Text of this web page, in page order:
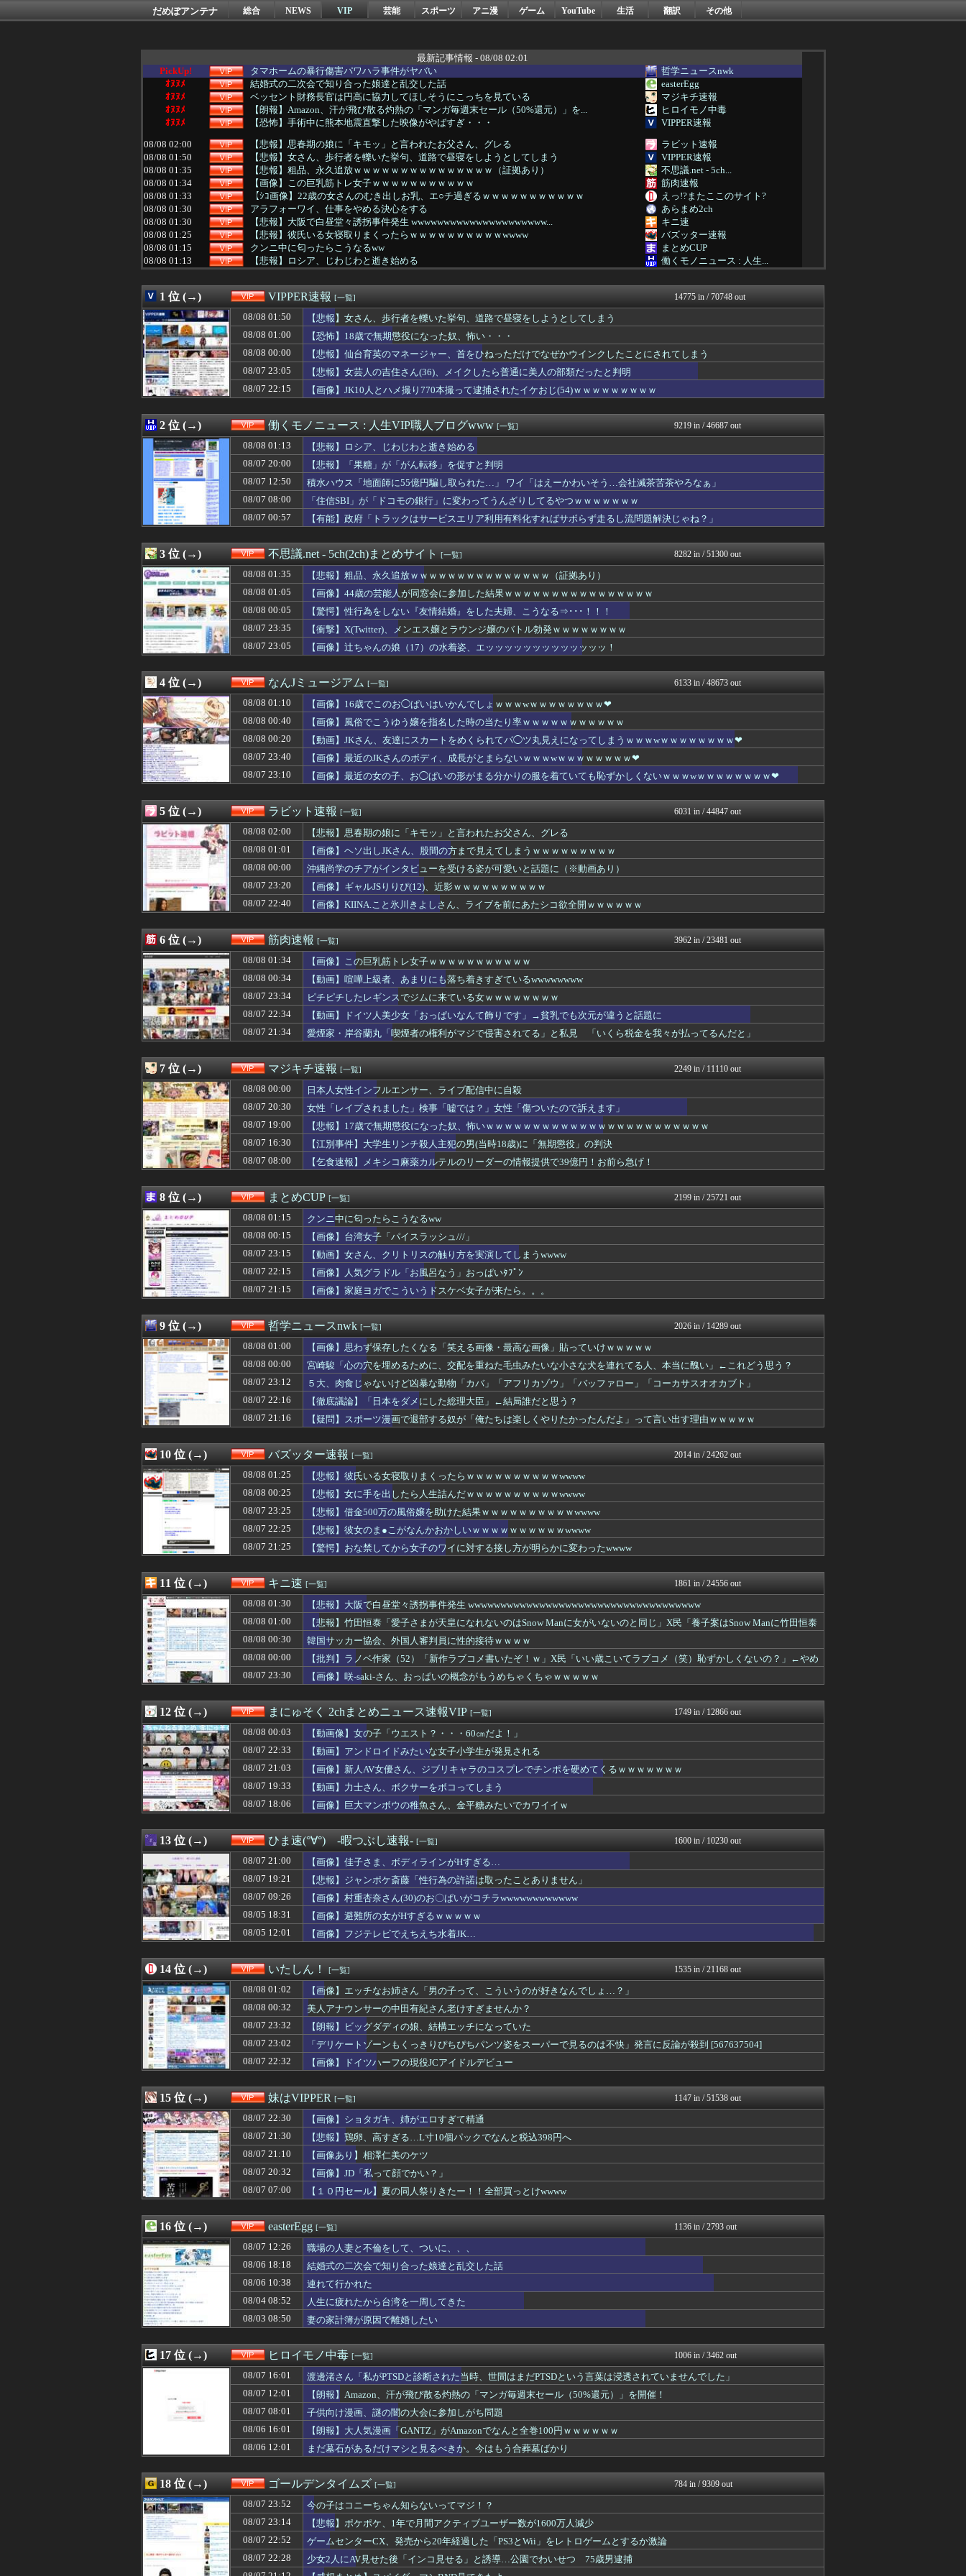
だめぽアンテナ 総合 NEWS VIP 芸能 スポーツ アニ漫 ゲーム YouTube 生活 翻訳 その他
最新記事情報 - 08/08 02:01
PickUp!
タマホームの暴行傷害パワハラ事件がヤバい
哲学ニュースnwk
ｵﾇﾇﾒ
結婚式の二次会で知り合った娘達と乱交した話
easterEgg
ｵﾇﾇﾒ
ベッセント財務長官は円高に協力してほしそうにこっちを見ている
マジキチ速報
ｵﾇﾇﾒ
【朗報】Amazon、汗が飛び散る灼熱の「マンガ毎週末セール（50%還元）」を...
ヒロイモノ中毒
ｵﾇﾇﾒ
【恐怖】手術中に熊本地震直撃した映像がやばすぎ・・・
VIPPER速報
08/08 02:00
【悲報】思春期の娘に「キモッ」と言われたお父さん、グレる
ラビット速報
08/08 01:50
【悲報】女さん、歩行者を轢いた挙句、道路で昼寝をしようとしてしまう
VIPPER速報
08/08 01:35
【悲報】粗品、永久追放ｗｗｗｗｗｗｗｗｗｗｗｗｗｗｗ（証拠あり）
不思議.net - 5ch...
08/08 01:34
【画像】この巨乳筋トレ女子ｗｗｗｗｗｗｗｗｗｗｗ
筋肉速報
08/08 01:33
【ｼｺ画像】22歳の女さんのむき出しお乳、エ○チ過ぎるｗｗｗｗｗｗｗｗｗｗｗ
えっ!?またここのサイト?
08/08 01:30
アラフォーワイ、仕事をやめる決心をする
あらまめ2ch
08/08 01:30
【悲報】大阪で白昼堂々誘拐事件発生 wwwwwwwwwwwwwwwwwwwww...
キニ速
08/08 01:25
【悲報】彼氏いる女寝取りまくったらｗｗｗｗｗｗｗｗｗｗwwww
バズッター速報
08/08 01:15
クンニ中に匂ったらこうなるww
まとめCUP
08/08 01:13
【悲報】ロシア、じわじわと逝き始める
働くモノニュース : 人生...
08/08 01:10
【画像】ジャンポケ斎藤「性行為の許諾は取ったことありません」
スコールちゃんねる｜２ちゃ...
08/08 01:09
免許証更新者のゴールド免許率、６７％ｗｗｗｗ
コノユビニュース｜みんなの...
08/08 01:05
【画像】44歳の芸能人が同窓会に参加した結果ｗｗｗｗｗｗｗｗｗｗｗｗｗｗｗｗ
08/08 01:02
【画像】エッチなお姉さん「男の子って、こういうのが好きなんでしょ…？」
いたしん！
08/08 01:01
【画像】ヘソ出しJKさん、股間の方まで見えてしまうｗｗｗｗｗｗｗｗｗ
08/08 01:00
【悲報】竹田恒泰「愛子さまが天皇になれないのはSnow Manに女がいないのと...
キニ速
08/08 01:00
【恐怖】18歳で無期懲役になった奴、怖い・・・
VIPPER速報
08/08 01:00
「Linuxで十分じゃね…？」世界が気付き始める Linuxの市場シェアが初め...
あらまめ2ch
08/08 01:00
【画像】思わず保存したくなる「笑える画像・最高な画像」貼っていけｗｗｗｗｗ
08/08 00:40
【画像】風俗でこうゆう嬢を指名した時の当たり率ｗｗｗｗｗｗｗｗｗｗｗ
なんJミュージアム
08/08 00:35
【甲子園】青森山田が暑さ対策でユニ一新 ボタン廃止でTシャツ素材ｗｗｗ
スコールちゃんねる｜２ちゃ...
08/08 00:34
【動画】喧嘩上級者、あまりにも落ち着きすぎているwwwwwwww
08/08 00:33
【ｼｺ画像】ドデカお○ぱい女さん「着痩せします。服の中はこんな感じです。。。。...
えっ!?またここのサイト?
08/08 00:32
美人アナウンサーの中田有紀さん老けすぎませんか？
08/08 00:30
韓国サッカー協会、外国人審判員に性的接待ｗｗｗｗ
キニ速
08/08 00:30
過給なしで420ps。しかもL型エンジン…このS31Zいくらかかってるんだ… ...
あらまめ2ch
08/08 00:25
【悲報】女に手を出したら人生詰んだｗｗｗｗｗｗｗｗｗｗwwww
バズッター速報
08/08 00:22
何回見ても面白い映画
なんJやきう関係ない部@お...
08/08 00:18
【衝撃】大学生の頃に出会った小学生と大人になってから再会し結婚した男、めちゃく...
NEWSぽけまとめーる
08/08 00:15
【画像】台湾女子「パイスラッシュ///」
まとめCUP
08/08 00:09
【動画あり】ミスイタリア地方予選、黒人女性が優勝し炎上
08/08 00:09
【画像】B型作業所の時給、ガチで奴隷すぎる
ぶる速-VIP
08/08 00:05
【驚愕】性行為をしない『友情結婚』をした夫婦、こうなる⇒･･･！！！
08/08 00:03
【動画像】女の子「ウエスト？・・・60㎝だよ！」
08/08 00:00
【悲報】仙台育英のマネージャー、首をひねっただけでなぜかウインクしたことにされ...
VIPPER速報
08/08 00:00
日本人女性インフルエンサー、ライブ配信中に自殺
マジキチ速報
08/08 00:00
ジャンポケ斉藤さん、たった一度のフ●ラチオで全てを失ってしまう
08/08 00:00
【超悲報】Z新入社員、意地でも9月の社員旅行の計画をやらないｗｗｗ
あらまめ2ch
08/08 00:00
沖縄尚学のチアがインタビューを受ける姿が可愛いと話題に（※動画あり）
ラビット速報
08/08 00:00
【批判】ラノベ作家（52）「新作ラブコメ書いたぞ！ｗ」X民「いい歳こいてラブコ...
08/07 23:52
今の子はコニーちゃん知らないってマジ！？
ゴールデンタイムズ
08/07 23:50
上司からタコ殴りにされて被害届出したんやけど示談金どれくらいいけそう？？？
08/07 23:45
上司からタコ殴りにされて被害届出したんやけど示談金どれくらいいけそう？？？
V速ニュップ
08/07 23:40
【画像】最近のJKさんのボディ、成長がとまらないｗｗｗwｗｗｗｗｗｗｗｗ❤
08/07 23:35
【衝撃】X(Twitter)、メンエス嬢とラウンジ嬢のバトル勃発ｗｗｗｗｗｗｗ...
不思議.net - 5ch...
08/07 23:35
【画像】移民さんの価値、発表される・・・
スコールちゃんねる｜２ちゃ...
08/07 23:33
【衝撃】ワイ童貞(21)、上品そうな人妻(46)をセ○クス中に滅茶苦茶興奮させ...
えっ!?またここのサイト?
08/07 23:32
【朗報】ビッグダディの娘、結構エッチになっていた
いたしん！
08/07 23:30
【画像】咲-saki-さん、おっぱいの概念がもうめちゃくちゃｗｗｗｗｗ
08/07 23:30
上司からタコ殴りにされて被害届出したんやけど示談金どれくらいいけそう？？？
あらまめ2ch
08/07 23:27
【悲報】SES10年目のワイ、転職するか迷う・・・・・・・・・
なんJクエスト
08/07 23:25
【悲報】借金500万の風俗嬢を助けた結果ｗｗｗｗｗｗｗｗｗｗwwww
08/07 23:23
カツ丼屋さん「あかん、カツ丼が美味しすぎる……せや！」
08/07 23:22
【悲報】ぺこぱ松蔭寺さん「みんな右とか左とか拘りすぎ。思想関係なく応援しようよ...
なんJクエスト
08/07 23:20
【画像】ギャルJSりりぴ(12)、近影ｗｗｗｗｗｗｗｗｗｗ
08/07 23:15
【動画】女さん、クリトリスの触り方を実演してしまうwwww
08/07 23:14
【悲報】ポケポケ、1年で月間アクティブユーザー数が1600万人減少
ゴールデンタイムズ
08/07 23:12
５大、肉食じゃないけど凶暴な動物「カバ」「アフリカゾウ」「バッファロー」「コー...
08/07 23:11
【悲報】「舌を入れてきたから歯と口でブロック」元ジャンポケ斉藤さんの不同意性交...
なんJクエスト
08/07 23:10
【画像】最近の女の子、お◯ぱいの形がまる分かりの服を着ていても恥ずかしくないｗ...
なんJミュージアム
08/07 23:09
【画像】『戦争反対』を叫ぶ平和団体、最悪な場所でデモをしてしまう
08/07 23:09
国交省「女性用便器の数は男性用以上に」 トイレ行列改善へ
08/07 23:09
警察官「先日あなたのクラスの同窓会で殺人事件がありまして…」ワイ「…ちょっと待...
うしみつ-5chまとめ-
08/07 23:06
【画像】トー横少女(15)｢小4から家出、中1からパパ活、パパ活月収60万円。...
なんJクエスト
08/07 23:05
【悲報】女芸人の吉住さん(36)、メイクしたら普通に美人の部類だったと判明
VIPPER速報
08/07 23:03
【悲報】セクシー女優さん「大変なのは時間が止まるやつの撮影」←ばらしてしまうｗ
08/07 23:03
【悲報】重度ガイジが主人公のドラマアニメ、ガチでない・・・・・・・・・
08/07 23:02
「デリケートゾーンもくっきりぴちぴちパンツ姿をスーパーで見るのは不快」発言に反...
いたしん！
08/07 23:00
【画像】ビビアン・スー(51)とかいう台湾の宮沢りえがレベチでえっちすぎるｗｗ...
キニ速
08/07 23:00
【朗報】天才ワイ、デブ禁止のマッチングアプリを思いつく
あらまめ2ch
08/07 22:58
【戦慄】映画「八つ墓村」怪しい村人、呪われた一族…不穏すぎる本予告公開・・・・...
08/07 22:54
【戦慄】18歳の主犯格さん、無期懲役を食らう・・・・・・・・・
なんJクエスト
08/07 22:52
ゲームセンターCX、発売から20年経過した「PS3とWii」をレトロゲームとす...
08/07 22:50
『銀だこの日』令和8年8月8日“ぜったいうまい!!たこ焼を、1舟88円（税込）...
思考ちゃんねる
08/07 22:45
『銀だこの日』令和8年8月8日“ぜったいうまい!!たこ焼を、1舟88円（税込）...
08/07 22:40
【画像】KIINA.こと氷川きよしさん、ライブを前にあたシコ欲全開ｗｗｗｗｗｗ
08/07 22:40
【画像】青山ひかるさんのムチムチボディ、限界突破ｗｗｗｗｗｗｗｗｗｗｗｗ❤
08/07 22:39
北川景子（39）「子供（5）の還暦を見届けてから死にたい」←これ！！
うしみつ-5chまとめ-
08/07 22:35
【画像】「美人すぎる県警本部長」、失職・・・・・
08/07 22:35
【画像】水着の女さん「はい、好きに触っていーーーーーーーよ？笑」⇒♡♡
08/07 22:34
【動画】ドイツ人美少女「おっぱいなんて飾りです」→貧乳でも次元が違うと話題に
筋肉速報
08/07 22:33
【動画】アンドロイドみたいな女子小学生が発見される
まにゅそく 2chまとめニ...
08/07 22:32
【画像】ドイツハーフの現役JCアイドルデビュー
いたしん！
08/07 22:31
【悲報】ワイ(33)、明日嫁(34)と妊活しないといけなくて辛い
おうまがタイムズ
08/07 22:30
【画像】ショタガキ、姉がエロすぎて精通
08/07 22:30
【悲報】隣家の室外機、限界突破
あらまめ2ch
08/07 22:30
【悲報】キャバ嬢さん、とある非常識行為により太客を逃してしまうwwwwwwww...
キニ速
【超悲報】最近のZの女の子、日本が暑すぎて薄着すぎる
ぶる速-VIP
08/07 22:30
スーパーナンペイの事件の犯人って結局誰やねん
08/07 22:28
少女2人にAV見せた後「インコ見せる」と誘導…公園でわいせつ 75歳男逮捕
ゴールデンタイムズ
08/07 22:25
【悲報】彼女のま●こがなんかおかしいｗｗｗｗｗｗｗｗｗｗwwww
バズッター速報
08/07 22:18
【衝撃】アラフォーワイ、仕事をやめる決心をするｗｗｗｗｗ
NEWSぽけまとめーる
08/07 22:16
【徹底議論】「日本をダメにした総理大臣」←結局誰だと思う？
哲学ニュースnwk
08/07 22:15
【画像】JK10人とハメ撮り770本撮って逮捕されたイケおじ(54)ｗｗｗｗｗ...
08/07 22:15
【画像】人気グラドル「お風呂なう」おっぱいﾀﾌﾟﾝ
08/07 22:10
【画像】JKダンス部、なぜか部員の８割が巨乳ｗｗｗwｗｗｗｗｗｗｗｗ
なんJミュージアム
08/07 22:09
30代元教員「盗撮しただけなのに全国ニュースで名前を晒され再就職が難しい。あま...
08/07 22:09
【画像】男、いくらイケメンでも『30年』でクソジジいになってしまう
08/07 22:09
【画像】夏菜とかいうユッサユサッの胸が大きな女優♡♡♡♡♡♡♡♡♡
うしみつ-5chまとめ-
08/07 22:05
【悲報】中国の強者女性「年齢のせいで誰も私と結婚してくれない！！」⇒ (※画像...
不思議.net - 5ch...
08/07 22:02
【画像】最近のMEGUMIさんｗｗｗｗｗｗ
いたしん！
08/07 22:00
【謎】女「43億円注文して………キャンセルっと！」←こいつの目的
ネラーボイス
08/07 22:00
【悲報】17歳で無期懲役になった奴、怖いｗｗｗｗｗｗｗｗｗｗｗｗｗｗｗｗｗｗｗ...
ラビット速報
08/07 22:00
【画像】BEYOOOOONDSさん幕張リリイベの客層ｗｗｗｗｗｗｗｗｗｗｗｗｗ...
あらまめ2ch
08/07 22:00
【画像】JKダンス部、部員の８割が巨乳のムホホ部だったｗｗｗｗ
キニ速
08/07 21:57
埼玉俺「オイ！田舎モン！w」大阪人「...埼玉言うほど栄えてないやん」俺「でも...
08/07 21:57
【人生】「不満はないのに幸せじゃない」って贅沢だと思いますか？
ガールズVIPまとめ
08/07 21:54
あの人のことが好きだと自覚するとき
08/07 21:52
80代男性「足がすべってアクセルを踏んでしまった」駐車場の壁に衝突
ガールズVIPまとめ
08/07 21:50
【超悲報】Z新入社員、意地でも9月の社員旅行の計画をやらないｗｗｗ
思考ちゃんねる
08/07 21:47
【男女差ある？】芸能人の不倫・スキャンダルのイメージって何年で消えますか？
ガールズVIPまとめ
08/07 21:47
ラジオ体操の景品は何をもらいましたか？
08/07 21:45
【超悲報】Z新入社員、意地でも9月の社員旅行の計画をやらないｗｗｗ
08/07 21:44
週休3日(平日1日+土日休み)
ガールズVIPまとめ
08/07 21:44
団塊世代の完全引退で、企業が迫られる“最後の選択” 日銀植田総裁「今後は女性の...
ガールズVIPまとめ
08/07 21:39
【衝撃】風俗嬢が風俗嬢やってる理由で一番多いのは⇒！？
08/07 21:35
【朗報】八田與一容疑者、詰む 情報提供が累計1万3600件超え 目撃情報は「関...
08/07 21:35
【画像あり】弱男「あのっ…！よかったらホテル…」女「ぷっｗｗｗｗｗ」⇒！
不思議.net - 5ch...
08/07 21:33
【驚愕】動物さんたち、一斉に「コンビニの棚」に興味を示し始める・・・
VIPPER速報
08/07 21:33
【ｼｺ画像】ナイトプールの女さん、お乳がエ◯チ過ぎるｗｗｗｗｗｗｗｗｗｗｗｗ
えっ!?またここのサイト?
08/07 21:32
【画像】BOMBの表紙が甲斐キャノン！
08/07 21:31
【画像】中学生にナイフ突きつけてレイプした56歳おじさんのご尊顔wwwwww
08/07 21:30
【朗報】ヒカキンなんと実質200万円以上の支援物資を寄付してしまう・・・
【2ch】ニュー速クオリテ...
08/07 21:30
【悲報】鶏卵、高すぎる…L寸10個パックでなんと税込398円へ
妹はVIPPER
08/07 21:27
【悲報】週間少年ジャンプのグッズ(43億円分)を注文し全てキャンセルした女逮捕...
08/07 21:25
【驚愕】おな禁してから女子のワイに対する接し方が明らかに変わったwwww
08/07 21:22
彼女を好きだけど別れた方がいいか迷ってる
はーとログ
08/07 21:21
ワイ「iPhone高いなあAndroidに変えるか・・・おっこれええやん！」→...
りぷらい速報
08/07 21:16
【疑問】スポーツ漫画で退部する奴が「俺たちは楽しくやりたかったんだよ」って言い...
哲学ニュースnwk
08/07 21:15
【画像】家庭ヨガでこういうドスケベ女子が来たら。。。
まとめCUP
08/07 21:12
【感想まとめ】スパイダーマンBND見てきたよ
08/07 21:11
【画像】JKダンス部、なぜか部員の８割が巨乳🐰ｗｗｗｗｗｗｗｗｗｗｗｗｗ
08/07 21:10
【画像あり】相澤仁美のケツ
妹はVIPPER
08/07 21:09
【画像】ママ『息子が妊娠させた女が30代だと知って卒倒した』←これ
ぶる速-VIP
08/07 21:09
【画像】白人美女「ん？水欲しいか？ん？んｗ」黒人ガキ「あっ…あっ…」→結果ｗｗ...
うしみつ-5chまとめ-
08/07 21:09
ナイジェリア軍が家畜泥棒1000人と交戦、300人を殺害
08/07 21:03
【えっ】最近のセクシー女優って何か魅力が無いな
Zチャンネル＠VIP
08/07 21:03
【画像】新人AV女優さん、ジブリキャラのコスプレでチンポを硬めてくるｗｗｗｗｗ... まにゅそく 2chまとめニ...
1 位 (→) VIPPER速報 [一覧] 14775 in / 70748 out
08/08 01:50
【悲報】女さん、歩行者を轢いた挙句、道路で昼寝をしようとしてしまう
08/08 01:00
【恐怖】18歳で無期懲役になった奴、怖い・・・
08/08 00:00
【悲報】仙台育英のマネージャー、首をひねっただけでなぜかウインクしたことにされてしまう
08/07 23:05
【悲報】女芸人の吉住さん(36)、メイクしたら普通に美人の部類だったと判明
08/07 22:15
【画像】JK10人とハメ撮り770本撮って逮捕されたイケおじ(54)ｗｗｗｗｗｗｗｗｗ
2 位 (→) 働くモノニュース : 人生VIP職人ブログwww [一覧] 9219 in / 46687 out
08/08 01:13
【悲報】ロシア、じわじわと逝き始める
08/07 20:00
【悲報】「果糖」が「がん転移」を促すと判明
08/07 12:50
積水ハウス「地面師に55億円騙し取られた…」 ワイ「はえーかわいそう…会社滅茶苦茶やろなぁ」
08/07 08:00
「住信SBI」が「ドコモの銀行」に変わってうんざりしてるやつｗｗｗｗｗｗｗ
08/07 00:57
【有能】政府「トラックはサービスエリア利用有料化すればサボらず走るし流問題解決じゃね？」
3 位 (→) 不思議.net - 5ch(2ch)まとめサイト [一覧] 8282 in / 51300 out
08/08 01:35
【悲報】粗品、永久追放ｗｗｗｗｗｗｗｗｗｗｗｗｗｗｗ（証拠あり）
08/08 01:05
【画像】44歳の芸能人が同窓会に参加した結果ｗｗｗｗｗｗｗｗｗｗｗｗｗｗｗｗ
08/08 00:05
【驚愕】性行為をしない『友情結婚』をした夫婦、こうなる⇒･･･！！！
08/07 23:35
【衝撃】X(Twitter)、メンエス嬢とラウンジ嬢のバトル勃発ｗｗｗｗｗｗｗｗ
08/07 23:05
【画像】辻ちゃんの娘（17）の水着姿、エッッッッッッッッッッッッッ！
4 位 (→) なんJミュージアム [一覧] 6133 in / 48673 out
08/08 01:10
【画像】16歳でこのお◯ぱいはいかんでしょｗｗｗwｗｗｗｗｗｗｗｗ❤
08/08 00:40
【画像】風俗でこうゆう嬢を指名した時の当たり率ｗｗｗｗｗｗｗｗｗｗｗ
08/08 00:20
【動画】JKさん、友達にスカートをめくられてパ◯ツ丸見えになってしまうｗｗｗwｗｗｗｗｗｗｗｗ❤
08/07 23:40
【画像】最近のJKさんのボディ、成長がとまらないｗｗｗwｗｗｗｗｗｗｗｗ❤
08/07 23:10
【画像】最近の女の子、お◯ぱいの形がまる分かりの服を着ていても恥ずかしくないｗｗｗwｗｗｗｗｗｗｗｗ❤
5 位 (→) ラビット速報 [一覧] 6031 in / 44847 out
08/08 02:00
【悲報】思春期の娘に「キモッ」と言われたお父さん、グレる
08/08 01:01
【画像】ヘソ出しJKさん、股間の方まで見えてしまうｗｗｗｗｗｗｗｗｗ
08/08 00:00
沖縄尚学のチアがインタビューを受ける姿が可愛いと話題に（※動画あり）
08/07 23:20
【画像】ギャルJSりりぴ(12)、近影ｗｗｗｗｗｗｗｗｗｗ
08/07 22:40
【画像】KIINA.こと氷川きよしさん、ライブを前にあたシコ欲全開ｗｗｗｗｗｗ
6 位 (→) 筋肉速報 [一覧] 3962 in / 23481 out
08/08 01:34
【画像】この巨乳筋トレ女子ｗｗｗｗｗｗｗｗｗｗｗ
08/08 00:34
【動画】喧嘩上級者、あまりにも落ち着きすぎているwwwwwwww
08/07 23:34
ピチピチしたレギンスでジムに来ている女ｗｗｗｗｗｗｗｗ
08/07 22:34
【動画】ドイツ人美少女「おっぱいなんて飾りです」→貧乳でも次元が違うと話題に
08/07 21:34
愛煙家・岸谷蘭丸「喫煙者の権利がマジで侵害されてる」と私見 「いくら税金を我々が払ってるんだと」
7 位 (→) マジキチ速報 [一覧] 2249 in / 11110 out
08/08 00:00
日本人女性インフルエンサー、ライブ配信中に自殺
08/07 20:30
女性「レイプされました」検事「嘘では？」女性「傷ついたので訴えます」
08/07 19:00
【悲報】17歳で無期懲役になった奴、怖いｗｗｗｗｗｗｗｗｗｗｗｗｗｗｗｗｗｗｗｗｗｗｗｗ
08/07 16:30
【江別事件】大学生リンチ殺人主犯の男(当時18歳)に「無期懲役」の判決
08/07 08:00
【乞食速報】メキシコ麻薬カルテルのリーダーの情報提供で39億円！お前ら急げ！
8 位 (→) まとめCUP [一覧] 2199 in / 25721 out
08/08 01:15
クンニ中に匂ったらこうなるww
08/08 00:15
【画像】台湾女子「パイスラッシュ///」
08/07 23:15
【動画】女さん、クリトリスの触り方を実演してしまうwwww
08/07 22:15
【画像】人気グラドル「お風呂なう」おっぱいﾀﾌﾟﾝ
08/07 21:15
【画像】家庭ヨガでこういうドスケベ女子が来たら。。。
9 位 (→) 哲学ニュースnwk [一覧] 2026 in / 14289 out
08/08 01:00
【画像】思わず保存したくなる「笑える画像・最高な画像」貼っていけｗｗｗｗｗ
08/08 00:00
宮崎駿「心の穴を埋めるために、交配を重ねた毛虫みたいな小さな犬を連れてる人、本当に醜い」←これどう思う？
08/07 23:12
５大、肉食じゃないけど凶暴な動物「カバ」「アフリカゾウ」「バッファロー」「コーカサスオオカブト」
08/07 22:16
【徹底議論】「日本をダメにした総理大臣」←結局誰だと思う？
08/07 21:16
【疑問】スポーツ漫画で退部する奴が「俺たちは楽しくやりたかったんだよ」って言い出す理由ｗｗｗｗｗ
10 位 (→) バズッター速報 [一覧] 2014 in / 24262 out
08/08 01:25
【悲報】彼氏いる女寝取りまくったらｗｗｗｗｗｗｗｗｗｗwwww
08/08 00:25
【悲報】女に手を出したら人生詰んだｗｗｗｗｗｗｗｗｗｗwwww
08/07 23:25
【悲報】借金500万の風俗嬢を助けた結果ｗｗｗｗｗｗｗｗｗｗwwww
08/07 22:25
【悲報】彼女のま●こがなんかおかしいｗｗｗｗｗｗｗｗｗｗwwww
08/07 21:25
【驚愕】おな禁してから女子のワイに対する接し方が明らかに変わったwwww
11 位 (→) キニ速 [一覧] 1861 in / 24556 out
08/08 01:30
【悲報】大阪で白昼堂々誘拐事件発生 wwwwwwwwwwwwwwwwwwwwwwwwwwwwwwwwwwww
08/08 01:00
【悲報】竹田恒泰「愛子さまが天皇になれないのはSnow Manに女がいないのと同じ」X民「養子案はSnow Manに竹田恒泰
が入るようなもの」
08/08 00:30
韓国サッカー協会、外国人審判員に性的接待ｗｗｗｗ
08/08 00:00
【批判】ラノベ作家（52）「新作ラブコメ書いたぞ！ｗ」X民「いい歳こいてラブコメ（笑）恥ずかしくないの？」←やめ
たれｗと話題に
08/07 23:30 【画像】咲-saki-さん、おっぱいの概念がもうめちゃくちゃｗｗｗｗｗ
12 位 (→) まにゅそく 2chまとめニュース速報VIP [一覧] 1749 in / 12866 out
08/08 00:03
【動画像】女の子「ウエスト？・・・60㎝だよ！」
08/07 22:33
【動画】アンドロイドみたいな女子小学生が発見される
08/07 21:03
【画像】新人AV女優さん、ジブリキャラのコスプレでチンポを硬めてくるｗｗｗｗｗｗｗ
08/07 19:33
【動画】力士さん、ボクサーをボコってしまう
08/07 18:06
【画像】巨大マンボウの稚魚さん、金平糖みたいでカワイイｗ
13 位 (→) ひま速(°∀°) -暇つぶし速報- [一覧] 1600 in / 10230 out
08/07 21:00
【画像】佳子さま、ボディラインがHすぎる…
08/07 19:21
【悲報】ジャンポケ斎藤「性行為の許諾は取ったことありません」
08/07 09:26
【画像】村重杏奈さん(30)のお〇ぱいがコチラwwwwwwwwwwww
08/05 18:31
【画像】避難所の女がHすぎるｗｗｗｗｗ
08/05 12:01
【画像】フジテレビでえちえち水着JK…
14 位 (→) いたしん！ [一覧] 1535 in / 21168 out
08/08 01:02
【画像】エッチなお姉さん「男の子って、こういうのが好きなんでしょ…？」
08/08 00:32
美人アナウンサーの中田有紀さん老けすぎませんか？
08/07 23:32
【朗報】ビッグダディの娘、結構エッチになっていた
08/07 23:02
「デリケートゾーンもくっきりぴちぴちパンツ姿をスーパーで見るのは不快」発言に反論が殺到 [567637504]
08/07 22:32
【画像】ドイツハーフの現役JCアイドルデビュー
15 位 (→) 妹はVIPPER [一覧] 1147 in / 51538 out
08/07 22:30
【画像】ショタガキ、姉がエロすぎて精通
08/07 21:30
【悲報】鶏卵、高すぎる…L寸10個パックでなんと税込398円へ
08/07 21:10
【画像あり】相澤仁美のケツ
08/07 20:32
【画像】JD「私って顔でかい？」
08/07 07:00
【１０円セール】夏の同人祭りきたー！！全部買っとけwwww
16 位 (→) easterEgg [一覧] 1136 in / 2793 out
08/07 12:26
職場の人妻と不倫をして、ついに、、、
08/06 18:18
結婚式の二次会で知り合った娘達と乱交した話
08/06 10:38
連れて行かれた
08/04 08:52
人生に疲れたから台湾を一周してきた
08/03 08:50
妻の家計簿が原因で離婚したい
17 位 (→) ヒロイモノ中毒 [一覧] 1006 in / 3462 out
08/07 16:01
渡邊渚さん「私がPTSDと診断された当時、世間はまだPTSDという言葉は浸透されていませんでした」
08/07 12:01
【朗報】Amazon、汗が飛び散る灼熱の「マンガ毎週末セール（50%還元）」を開催！
08/07 08:01
子供向け漫画、謎の闇の大会に参加しがち問題
08/06 16:01
【朗報】大人気漫画「GANTZ」がAmazonでなんと全巻100円ｗｗｗｗｗｗ
08/06 12:01
まだ墓石があるだけマシと見るべきか。今はもう合葬墓ばかり
18 位 (→) ゴールデンタイムズ [一覧] 784 in / 9309 out
08/07 23:52
今の子はコニーちゃん知らないってマジ！？
08/07 23:14
【悲報】ポケポケ、1年で月間アクティブユーザー数が1600万人減少
08/07 22:52
ゲームセンターCX、発売から20年経過した「PS3とWii」をレトロゲームとするか激論
08/07 22:28
少女2人にAV見せた後「インコ見せる」と誘導…公園でわいせつ 75歳男逮捕